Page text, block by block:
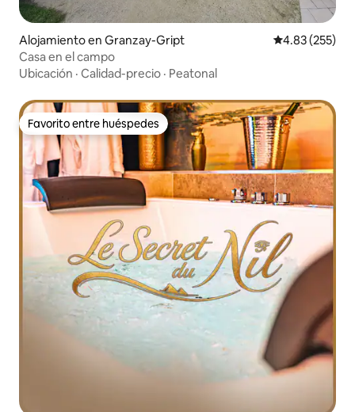
Alojamiento en Granzay-Gript Calificación
4.83 (255)
Casa en el campo
Ubicación · Calidad-precio · Peatonal
Favorito entre huéspedes
Favorito entre huéspedes